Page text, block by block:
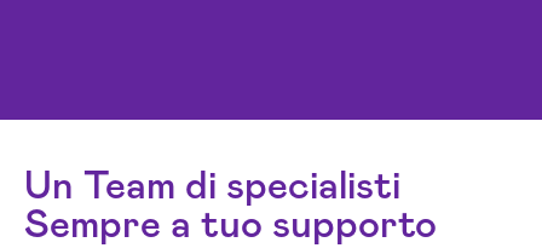
Un Team di specialisti
Sempre a tuo supporto